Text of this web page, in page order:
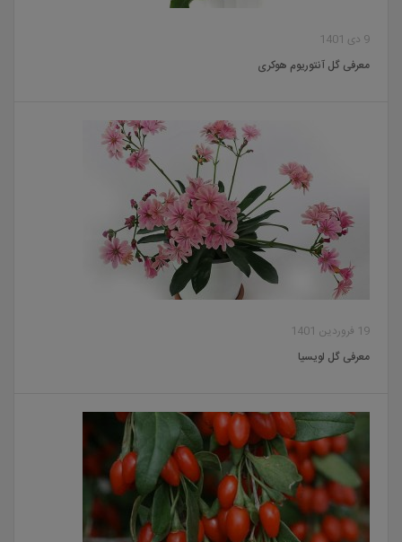
9 دی 1401
معرفی گل آنتوریوم هوکری
19 فروردین 1401
معرفی گل لویسیا